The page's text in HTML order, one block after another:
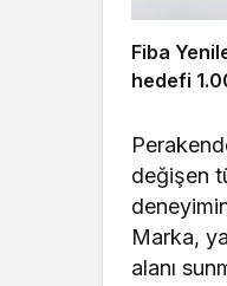
Fiba
hedefi
değişen
Marka,
alanı